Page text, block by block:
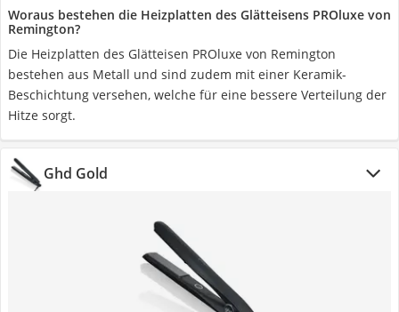
Woraus bestehen die Heizplatten des Glätteisens PROluxe von
Remington?
Die Heizplatten des Glätteisen PROluxe von Remington
bestehen aus Metall und sind zudem mit einer Keramik-
Beschichtung versehen, welche für eine bessere Verteilung der
Hitze sorgt.
Ghd Gold